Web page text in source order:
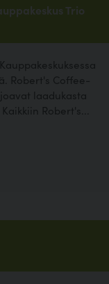
Trio
Robert's Coffee-
laadukasta
Robert's...